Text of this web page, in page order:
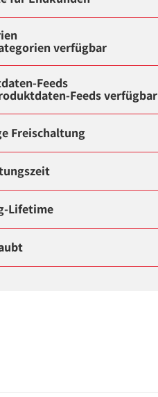
verfügbar
Feeds
Feeds verfügbar
Freischaltung
Lifetime